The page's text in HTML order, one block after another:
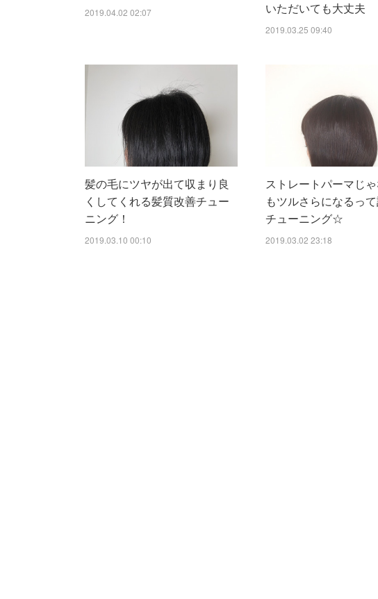
2019.04.02 02:07
いただいても大丈夫
2019.03.25 09:40
髪の毛にツヤが出て収まり良
くしてくれる髪質改善チュー
ニング！
2019.03.10 00:10
ストレートパーマじ
もツルさらになるっ
チューニング☆
2019.03.02 23:18